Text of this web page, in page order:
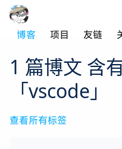
博客 项目 友链
1 篇博文 含
「vscode」
查看所有标签